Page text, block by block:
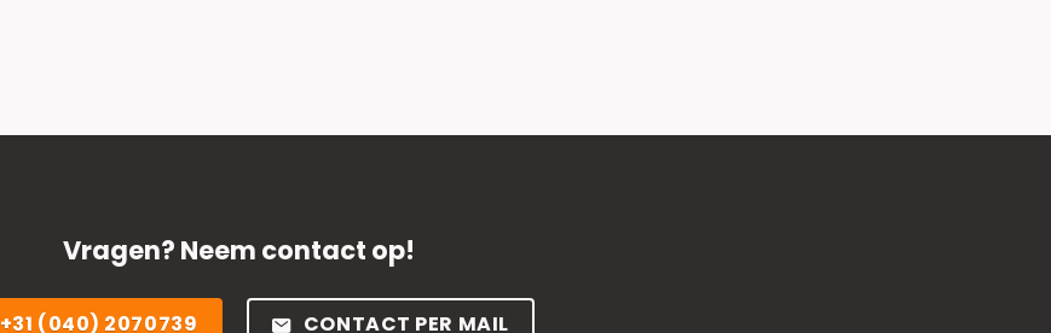
Vragen? Neem contact op!
+31 (040) 2070739 CONTACT PER MAIL